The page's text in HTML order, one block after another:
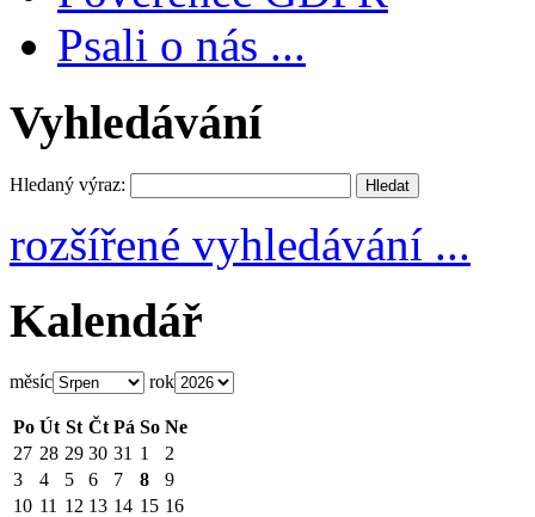
Psali o nás ...
Vyhledávání
Hledaný výraz:
rozšířené vyhledávání ...
Kalendář
měsíc rok
Po Út St Čt Pá So Ne
27 28 29 30 31 1
2
3
4 5 6 7 8
9
10 11 12 13 14 15 16